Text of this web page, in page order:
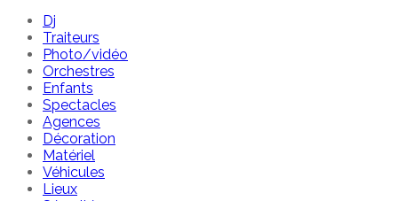
Dj
Traiteurs
Photo/vidéo
Orchestres
Enfants
Spectacles
Agences
Décoration
Matériel
Véhicules
Lieux